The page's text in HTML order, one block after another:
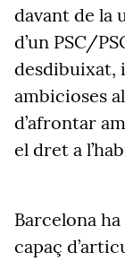
davant de la
d’un PSC/
desdibuixat,
ambicioses
d’afrontar
el dret a
Barcelona
capaç